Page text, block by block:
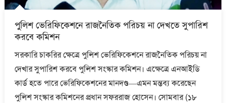
পুলিশ ভেরিফিকেশনে রাজনৈতিক পরিচয় না দেখতে সুপারিশ
করবে কমিশন
সরকারি চাকরির ক্ষেত্রে পুলিশ ভেরিফিকেশনে রাজনৈতিক পরিচয় না
দেখার সুপারিশ করবে পুলিশ সংস্কার কমিশন। এক্ষেত্রে এনআইডি
কার্ড হতে পারে ভেরিফিকেশনের মানদণ্ড—এমন মন্তব্য করেছেন
পুলিশ সংস্কার কমিশনের প্রধান সফররাজ হোসেন। সোমবার (১৮